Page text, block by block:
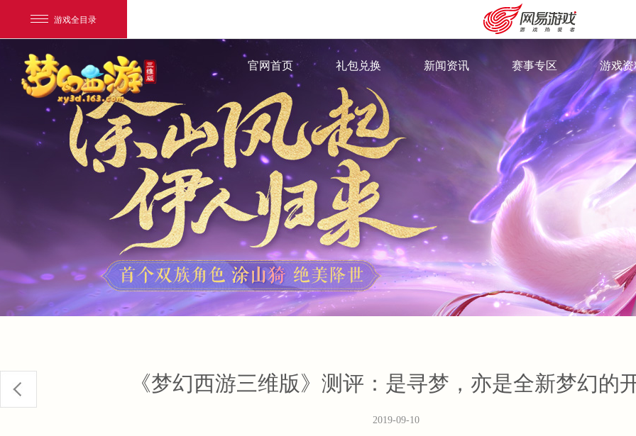
游戏全目录
网易游戏
游戏爱好者
我的足迹： 梦幻西游三维版
安卓充值
官网首页 礼包兑换 新闻资讯 赛事专区 游戏资
群雄逐鹿
·武神坛
·精英邀请赛
·游戏
奇经
· 召唤
360°
角色
·视频
《梦幻西游三维版》测评：是寻梦，亦是全新梦幻的
2019-09-10